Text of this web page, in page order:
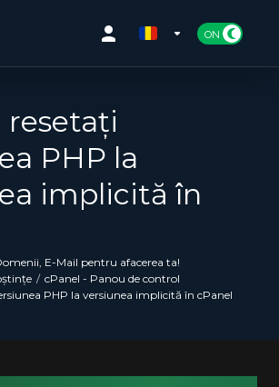
resetați
PHP la
implicită în
E-Mail pentru afacerea ta!
cPanel - Panou de control
PHP la versiunea implicită în cPanel